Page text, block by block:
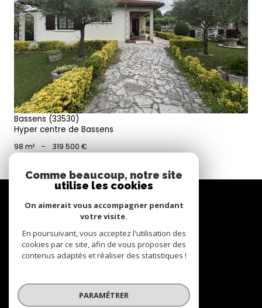
voir le bien
Bassens (33530)
Hyper centre de Bassens
98 m² - 319 500 €
Se
connecter
espace propriétaire
Nous
Comme beaucoup, notre site
utilise les cookies
On aimerait vous accompagner pendant
votre visite.
En poursuivant, vous acceptez l'utilisation des
cookies par ce site, afin de vous proposer des
contenus adaptés et réaliser des statistiques !
PARAMÉTRER